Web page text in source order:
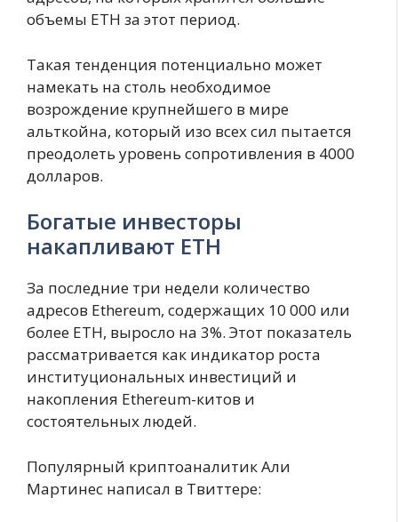
объемы ETH за этот период.
Такая тенденция потенциально может
намекать на столь необходимое
возрождение крупнейшего в мире
альткойна, который изо всех сил пытается
преодолеть уровень сопротивления в 4000
долларов.
Богатые инвесторы
накапливают ETH
За последние три недели количество
адресов Ethereum, содержащих 10 000 или
более ETH, выросло на 3%. Этот показатель
рассматривается как индикатор роста
институциональных инвестиций и
накопления Ethereum-китов и
состоятельных людей.
Популярный криптоаналитик Али
Мартинес написал в Твиттере: